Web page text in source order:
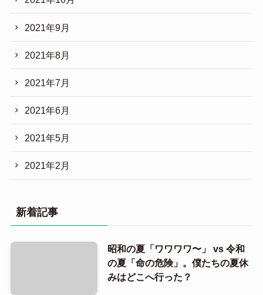
2021年9月
2021年8月
2021年7月
2021年6月
2021年5月
2021年2月
新着記事
昭和の夏「ワワワワ〜」 vs 令和
の夏「命の危険」。僕たちの夏休
みはどこへ行った？